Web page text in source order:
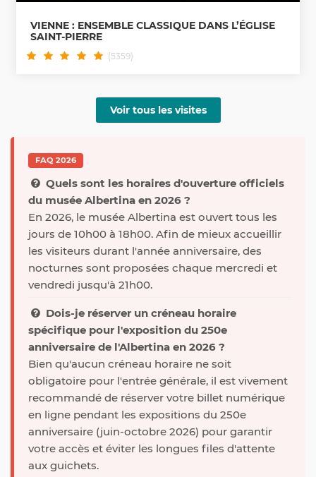
VIENNE : ENSEMBLE CLASSIQUE DANS L’ÉGLISE
SAINT-PIERRE
(5359)
Voir tous les visites
FAQ 2026
Quels sont les horaires d'ouverture officiels
du musée Albertina en 2026 ?
En 2026, le musée Albertina est ouvert tous les
jours de 10h00 à 18h00. Afin de mieux accueillir
les visiteurs durant l'année anniversaire, des
nocturnes sont proposées chaque mercredi et
vendredi jusqu'à 21h00.
Dois-je réserver un créneau horaire
spécifique pour l'exposition du 250e
anniversaire de l'Albertina en 2026 ?
Bien qu'aucun créneau horaire ne soit
obligatoire pour l'entrée générale, il est vivement
recommandé de réserver votre billet numérique
en ligne pendant les expositions du 250e
anniversaire (juin-octobre 2026) pour garantir
votre accès et éviter les longues files d'attente
aux guichets.